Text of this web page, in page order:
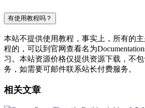
有使用教程吗？
本站不提供使用教程，事实上，所有的
程的，可以到官网查看名为
习。本站资源价格仅提供资源下载，不
务，如需要可邮件联系站长付费服务。
相关文章